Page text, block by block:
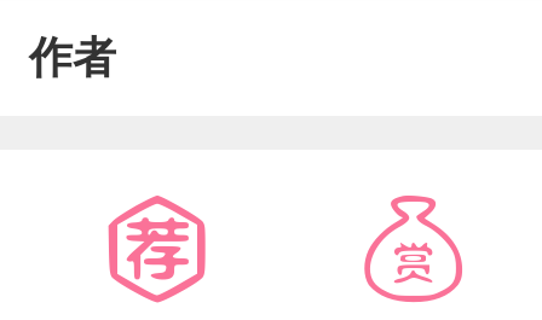
棠，硬着头皮在两人之间夹缝生存第
欺负自己的人都是同一个人，而且他
么玩的吗
作者